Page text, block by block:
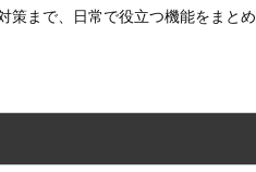
策まで、日常で役立つ機能をまと